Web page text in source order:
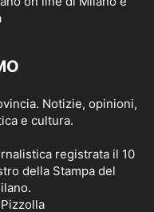
Notizie, opinioni,
e cultura.
registrata il 10
della Stampa del